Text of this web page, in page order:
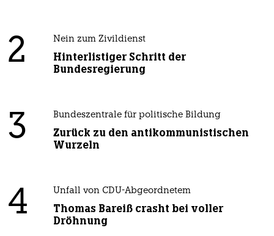
2 Nein zum Zivildienst
Hinterlistiger Schritt der
Bundesregierung
3 Bundeszentrale für politische Bildung
Zurück zu den antikommunistischen
Wurzeln
4 Unfall von CDU-Abgeordnetem
Thomas Bareiß crasht bei voller
Dröhnung